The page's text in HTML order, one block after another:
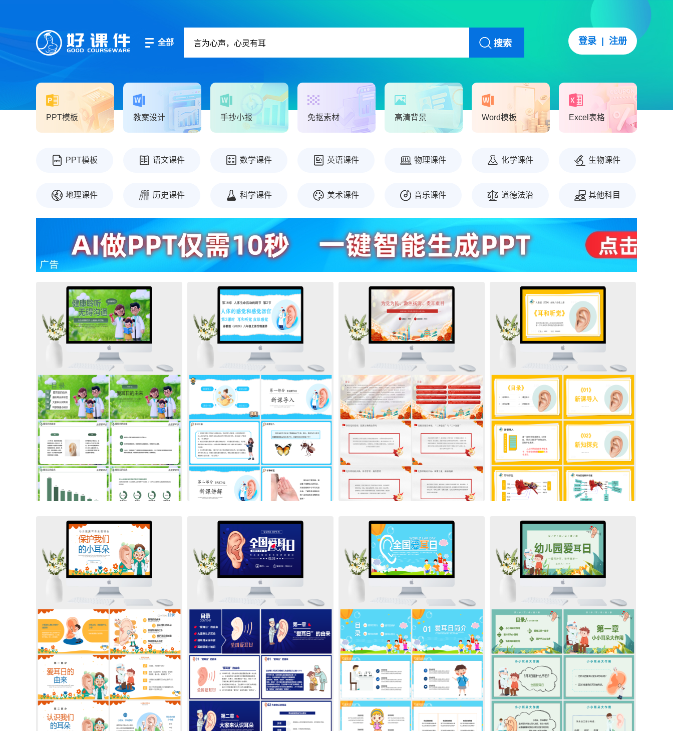
全部 搜索 登录 注册
PPT模板 教案设计 手抄小报 免抠素材 高清背景 Word模板 Excel表格
PPT模板 语文课件 数学课件 英语课件 物理课件 化学课件 生物课件
地理课件 历史课件 科学课件 美术课件 音乐课件 道德法治 其他科目